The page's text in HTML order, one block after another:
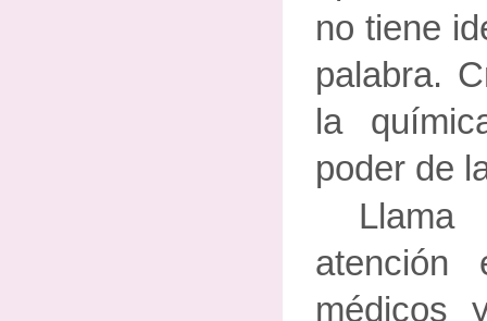
no tiene
palabra.
la
poder de
Llama
médicos